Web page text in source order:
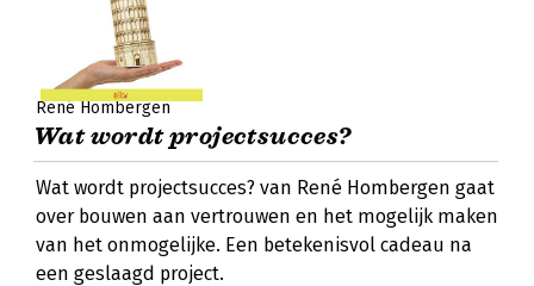
René Hombergen
Wat wordt projectsucces?
Wat wordt projectsucces? van René Hombergen gaat
over bouwen aan vertrouwen en het mogelijk maken
van het onmogelijke. Een betekenisvol cadeau na
een geslaagd project.